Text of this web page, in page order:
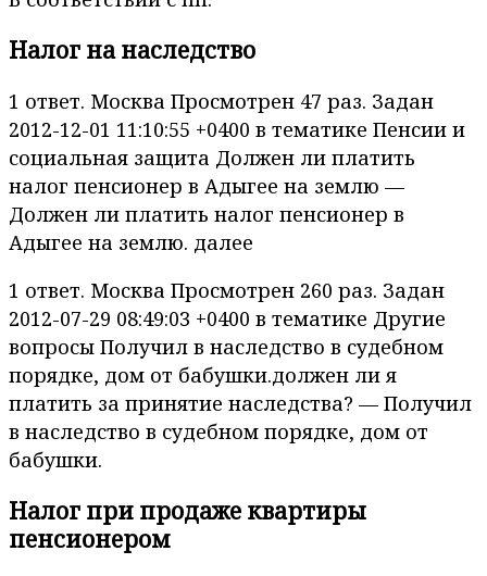
Налог на наследство
1 ответ. Москва Просмотрен 47 раз. Задан
2012-12-01 11:10:55 +0400 в тематике Пенсии и
социальная защита Должен ли платить
налог пенсионер в Адыгее на землю —
Должен ли платить налог пенсионер в
Адыгее на землю. далее
1 ответ. Москва Просмотрен 260 раз. Задан
2012-07-29 08:49:03 +0400 в тематике Другие
вопросы Получил в наследство в судебном
порядке, дом от бабушки.должен ли я
платить за принятие наследства? — Получил
в наследство в судебном порядке, дом от
бабушки.
Налог при продаже квартиры
пенсионером